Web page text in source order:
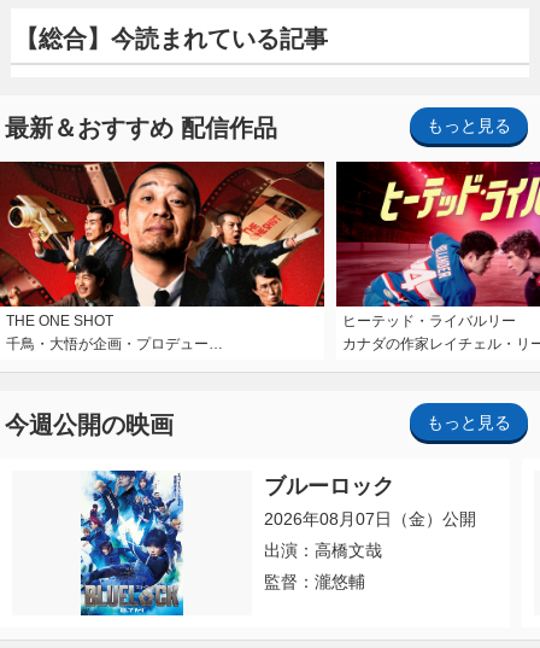
【総合】今読まれている記事
最新＆おすすめ 配信作品 もっと見る
THE ONE SHOT
千鳥・大悟が企画・プロデュー…
ヒーテッド・ライバルリー
カナダの作家レイチェル・リ
今週公開の映画 もっと見る
ブルーロック
2026年08月07日（金）公開
出演：高橋文哉
監督：瀧悠輔